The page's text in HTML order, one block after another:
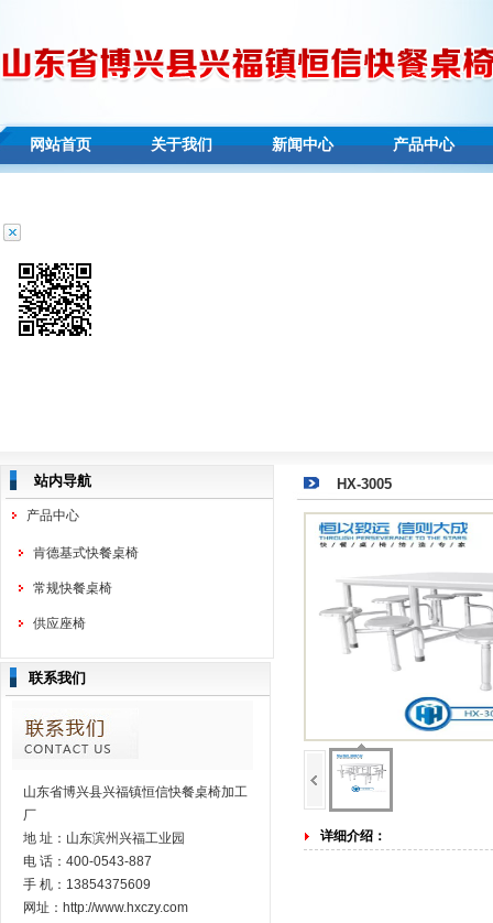
网站首页 关于我们 新闻中心 产品中心
站内导航
产品中心
肯德基式快餐桌椅
常规快餐桌椅
供应座椅
联系我们
山东省博兴县兴福镇恒信快餐桌椅加工
厂
地 址：山东滨州兴福工业园
电 话：400-0543-887
手 机：13854375609
网址：http://www.hxczy.com
HX-3005
详细介绍：